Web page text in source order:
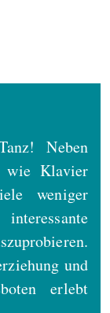
Neben
wie Klavier
weniger
und
erlebt